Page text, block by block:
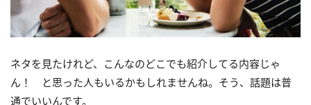
ネタを見たけれど、こんなのどこでも紹介してる内容じゃ
ん！ と思った人もいるかもしれませんね。そう、話題は普
通でいいんです。